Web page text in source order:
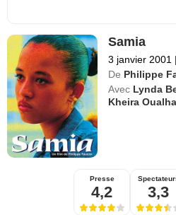
Samia
3 janvier 2001 |
De Philippe
Avec Lynda
Kheira
Presse
4,2 3,3